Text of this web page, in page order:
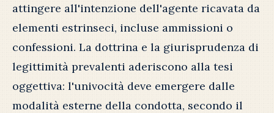
attingere all'intenzione dell'agente ricavata da
elementi estrinseci, incluse ammissioni o
confessioni. La dottrina e la giurisprudenza di
legittimità prevalenti aderiscono alla tesi
oggettiva: l'univocità deve emergere dalle
modalità esterne della condotta, secondo il